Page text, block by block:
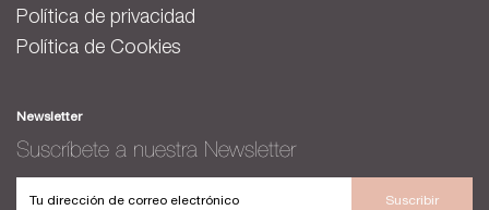
Política de privacidad
Política de Cookies
Newsletter
Suscríbete a nuestra Newsletter
Suscribir